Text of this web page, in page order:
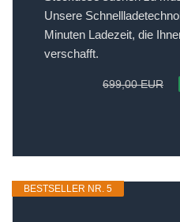
Unsere
Minuten Ladezeit, die
verschafft.
699,00 EUR
BESTSELLER NR. 5